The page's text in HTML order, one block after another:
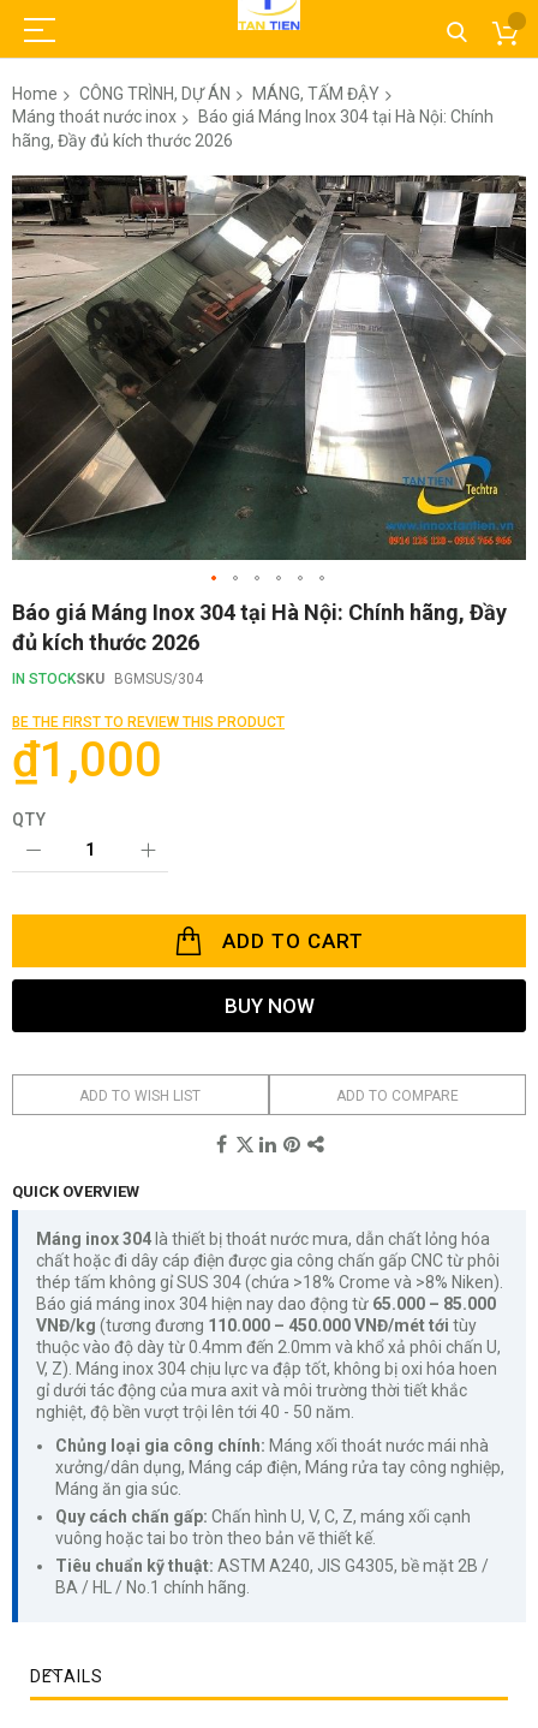
Home CÔNG TRÌNH, DỰ ÁN
MÁNG, TẤM ĐẬY
Máng thoát nước inox
Báo giá Máng Inox 304 tại Hà Nội: Chính
hãng, Đầy đủ kích thước 2026
Skip
to
the
end
of
the
images
gallery
Skip
to
the
of
images
gallery
Báo giá Máng Inox 304 tại Hà Nội: Chính hãng, Đầy
đủ kích thước 2026
IN STOCKSKU BGMSUS/304
BE THE FIRST TO REVIEW THIS PRODUCT
₫1,000
QTY
ADD TO CART
BUY NOW
ADD TO WISH LIST ADD TO COMPARE
QUICK OVERVIEW
Máng inox 304là thiết bị thoát nước mưa, dẫn chất lỏng hóa
chất hoặc đi dây cáp điện được gia công chấn gấp CNC từ phôi
thép tấm không gỉ SUS 304 (chứa >18% Crome và >8% Niken).
Báo giá máng inox 304 hiện nay dao động từ 65.000 – 85.000
VNĐ/kg (tương đương 110.000 – 450.000 VNĐ/mét tới tùy
thuộc vào độ dày từ 0.4mm đến 2.0mm và khổ xả phôi chấn U,
V, Z). Máng inox 304 chịu lực va đập tốt, không bị oxi hóa hoen
gỉ dưới tác động của mưa axit và môi trường thời tiết khắc
nghiệt, độ bền vượt trội lên tới 40 - 50 năm.
Chủng loại gia công chính: Máng xối thoát nước mái nhà
xưởng/dân dụng, Máng cáp điện, Máng rửa tay công nghiệp,
Máng ăn gia súc.
Quy cách chấn gấp: Chấn hình U, V, C, Z, máng xối cạnh
vuông hoặc tai bo tròn theo bản vẽ thiết kế.
Tiêu chuẩn kỹ thuật: ASTM A240, JIS G4305, bề mặt 2B /
BA / HL / No.1 chính hãng.
DETAILS